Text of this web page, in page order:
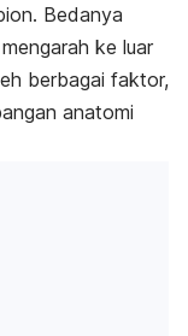
Bedanya
ke luar
berbagai faktor,
anatomi